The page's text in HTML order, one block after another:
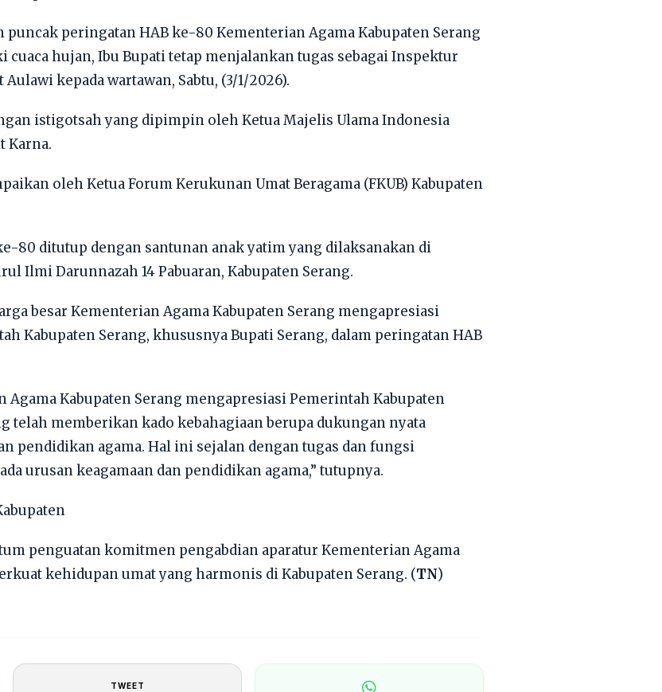
peringatan HAB ke-80 Kementerian Agama Kabupaten Serang
hujan, Ibu Bupati tetap menjalankan tugas sebagai Inspektur
kepada wartawan, Sabtu, (3/1/2026).
istigotsah yang dipimpin oleh Ketua Majelis Ulama Indonesia
Karna.
oleh Ketua Forum Kerukunan Umat Beragama (FKUB) Kabupaten
80 ditutup dengan santunan anak yatim yang dilaksanakan di
Ilmi Darunnazah 14 Pabuaran, Kabupaten Serang.
besar Kementerian Agama Kabupaten Serang mengapresiasi
Kabupaten Serang, khususnya Bupati Serang, dalam peringatan HAB
Agama Kabupaten Serang mengapresiasi Pemerintah Kabupaten
telah memberikan kado kebahagiaan berupa dukungan nyata
pendidikan agama. Hal ini sejalan dengan tugas dan fungsi
urusan keagamaan dan pendidikan agama,” tutupnya.
penguatan komitmen pengabdian aparatur Kementerian Agama
kehidupan umat yang harmonis di Kabupaten Serang. (TN)
TWEET